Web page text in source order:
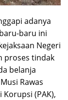
adanya
baru ini
Negeri
proses tindak
belanja
Rawas
(PAK),